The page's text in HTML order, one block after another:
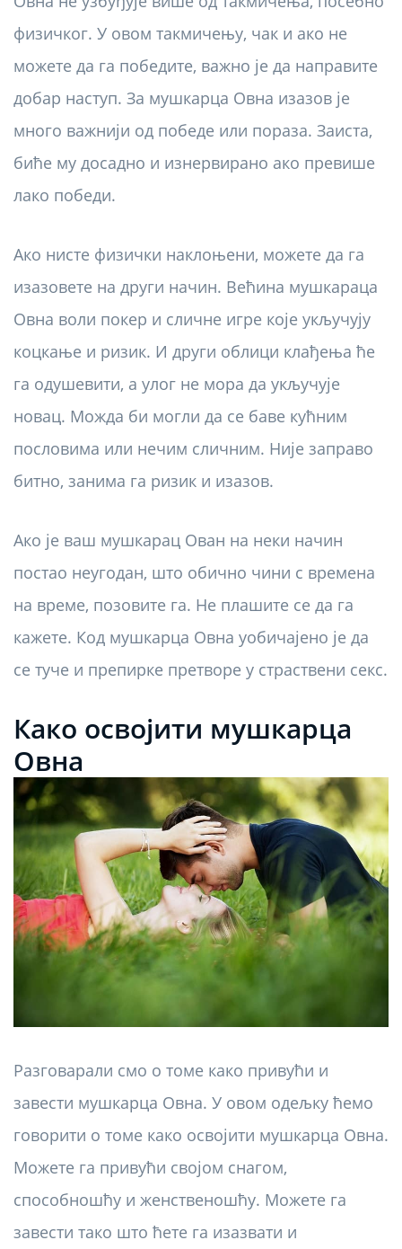
физичког. У овом такмичењу, чак и ако не
можете да га победите, важно је да направите
добар наступ. За мушкарца Овна изазов је
много важнији од победе или пораза. Заиста,
биће му досадно и изнервирано ако превише
лако победи.
Ако нисте физички наклоњени, можете да га
изазовете на други начин. Већина мушкараца
Овна воли покер и сличне игре које укључују
коцкање и ризик. И други облици клађења ће
га одушевити, а улог не мора да укључује
новац. Можда би могли да се баве кућним
пословима или нечим сличним. Није заправо
битно, занима га ризик и изазов.
Ако је ваш мушкарац Ован на неки начин
постао неугодан, што обично чини с времена
на време, позовите га. Не плашите се да га
кажете. Код мушкарца Овна уобичајено је да
се туче и препирке претворе у страствени секс.
Како освојити мушкарца
Овна
Разговарали смо о томе како привући и
завести мушкарца Овна. У овом одељку ћемо
говорити о томе како освојити мушкарца Овна.
Можете га привући својом снагом,
способношћу и женственошћу. Можете га
завести тако што ћете га изазвати и